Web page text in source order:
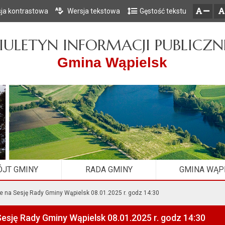
Przejdź do głównego menu
Przejdź do treści
Przejdź do mapy serwisu
kontrastowa Wersja tekstowa Gęstość tekstu
INFORMACJI
Gmina Wąpielsk
GMINY RADA GMINY GMINA
na Sesję Rady Gminy Wąpielsk 08.01.2025 r. godz 14:30
Rady Gminy Wąpielsk 08.01.2025 r. godz 14:30